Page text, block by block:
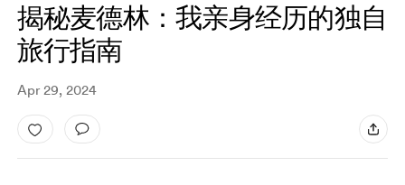
揭秘麦德林：我亲身经历的独自
旅行指南
Apr 29, 2024